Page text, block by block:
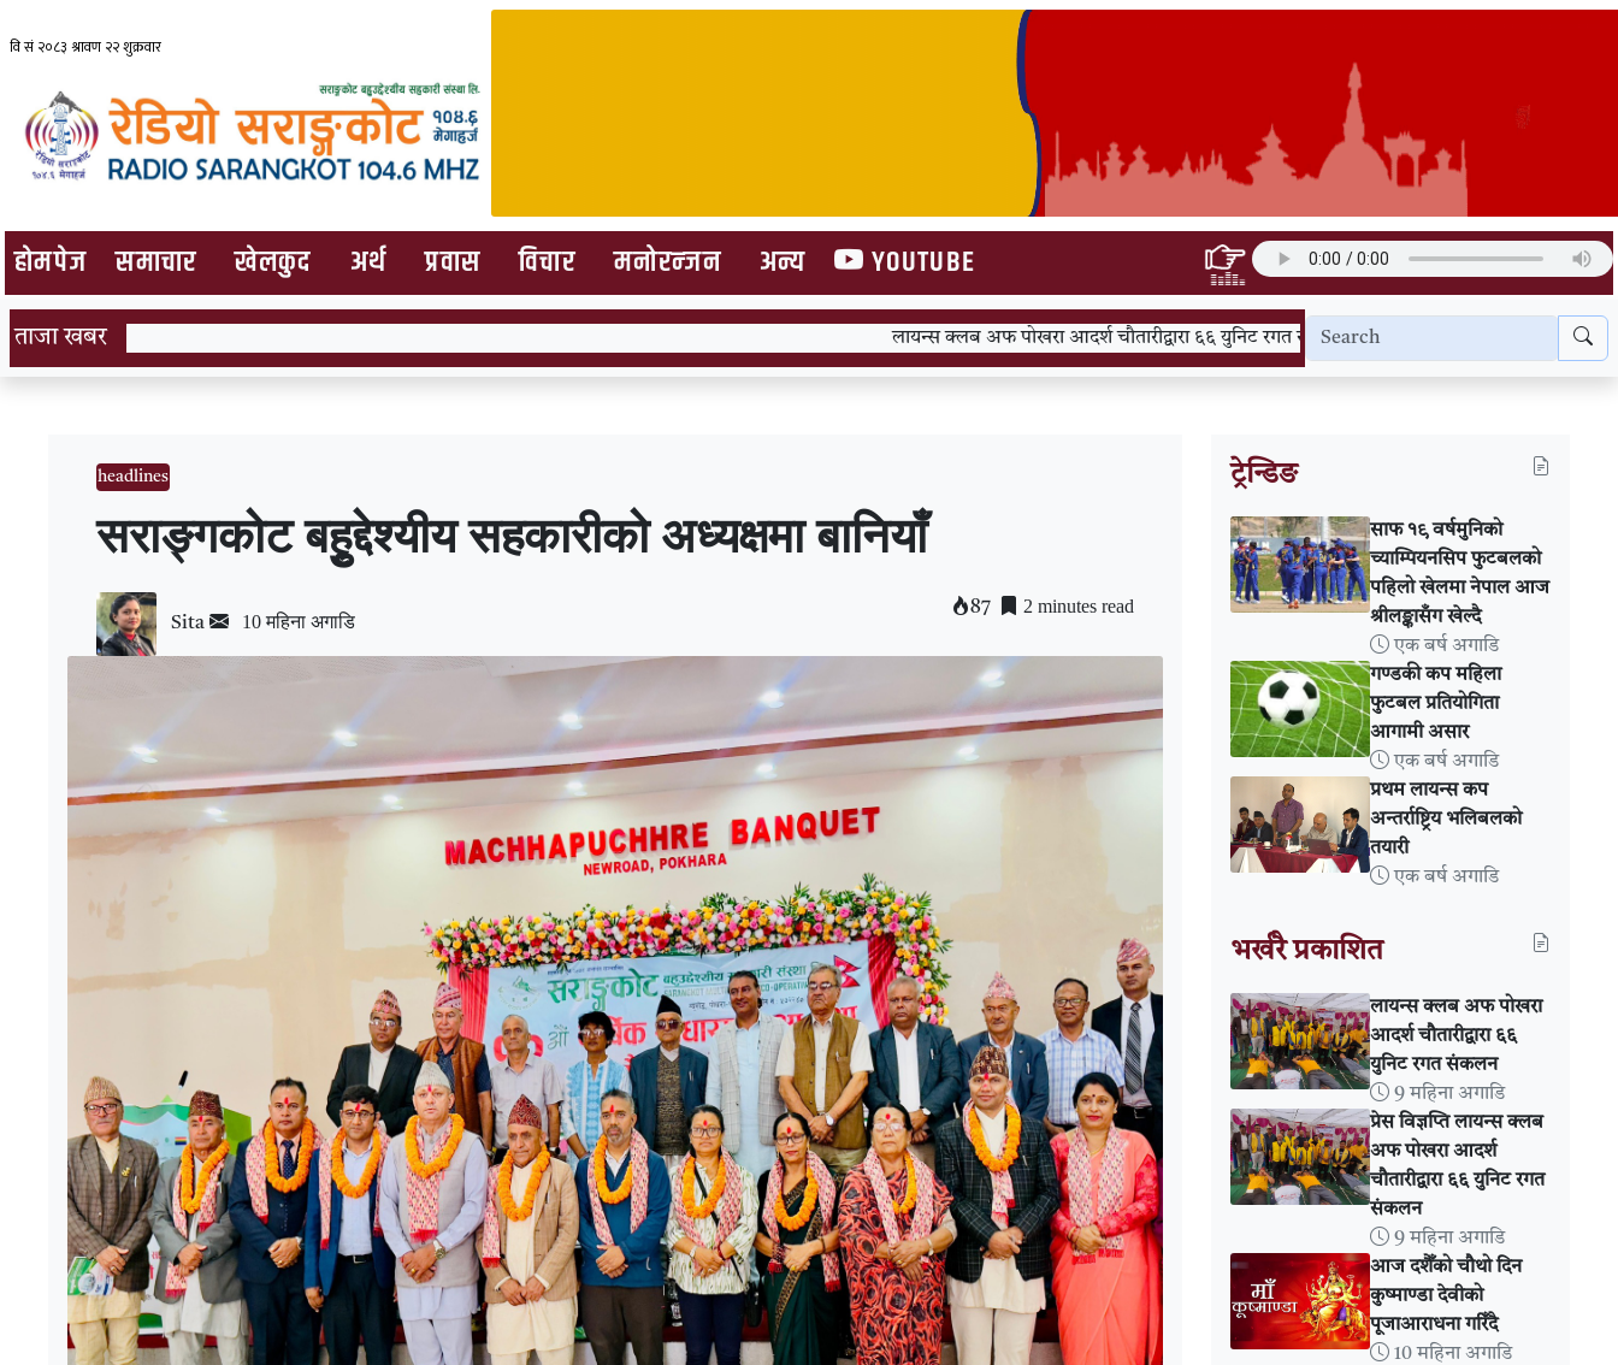
हाेमपेज समाचार खेलकुद अर्थ प्रवास विचार मनोरन्जन अन्य YOUTUBE
ताजा खबर लायन्स क्लब अफ पोखरा आदर्श चौतारीद्वारा ६६ युनिट रगत संकलन प्रेस विज्ञप्ति लायन्स क्लब अफ पोखरा आदर्श
headlines
सराङ्गकोट बहुृद्देश्यीय सहकारीको अध्यक्षमा बानियाँ
Sita 10 महिना अगाडि
87 2 minutes read
ट्रेन्डिङ
साफ १९ वर्षमुनिको
च्याम्पियनसिप फुटबलको
पहिलो खेलमा नेपाल आज
श्रीलङ्कासँग खेल्दै
एक बर्ष अगाडि
गण्डकी कप महिला
फुटबल प्रतियोगिता
आगामी असार
एक बर्ष अगाडि
प्रथम लायन्स कप
अन्तर्राष्ट्रिय भलिबलको
तयारी
एक बर्ष अगाडि
भर्खरै प्रकाशित
लायन्स क्लब अफ पोखरा
आदर्श चौतारीद्वारा ६६
युनिट रगत संकलन
9 महिना अगाडि
प्रेस विज्ञप्ति लायन्स क्लब
अफ पोखरा आदर्श
चौतारीद्वारा ६६ युनिट रगत
संकलन
9 महिना अगाडि
आज दशैँको चौथो दिन
कुष्माण्डा देवीको
पूजाआराधना गरिँदै
10 महिना अगाडि